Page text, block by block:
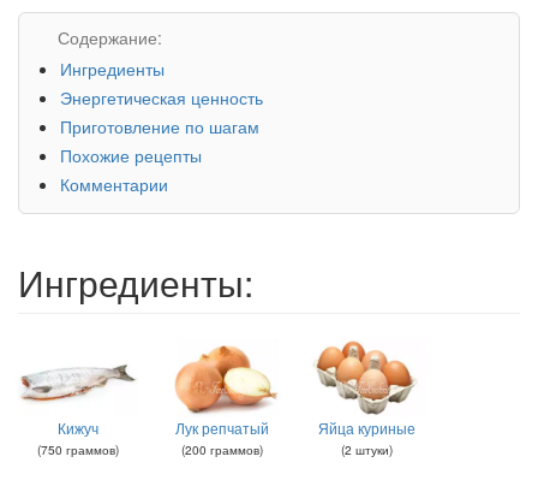
Содержание:
Ингредиенты
Энергетическая ценность
Приготовление по шагам
Похожие рецепты
Комментарии
Ингредиенты:
Кижуч
(750 граммов)
Лук репчатый
(200 граммов)
Яйца куриные
(2 штуки)